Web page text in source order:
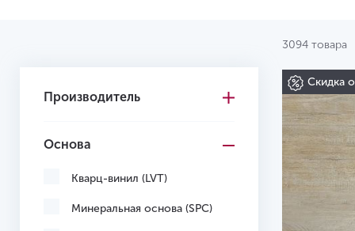
3094 товара
Производитель
Основа
Кварц-винил (LVT)
Минеральная основа (SPC)
Скидка